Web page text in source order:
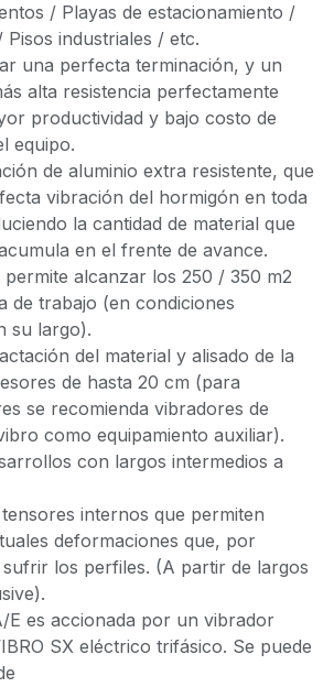
/ Playas de estacionamiento /
industriales / etc.
una perfecta terminación, y un
alta resistencia perfectamente
productividad y bajo costo de
equipo.
de aluminio extra resistente, que
vibración del hormigón en toda
la cantidad de material que
en el frente de avance.
alcanzar los 250 / 350 m2
de trabajo (en condiciones
su largo).
del material y alisado de la
de hasta 20 cm (para
se recomienda vibradores de
como equipamiento auxiliar).
con largos intermedios a
internos que permiten
deformaciones que, por
los perfiles. (A partir de largos
E es accionada por un vibrador
SX eléctrico trifásico. Se puede